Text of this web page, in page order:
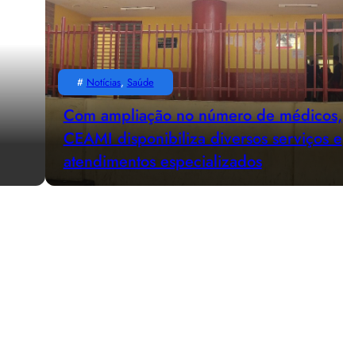
# Notícias, Saúde
Com ampliação no número de médicos,
CEAMI disponibiliza diversos serviços e
atendimentos especializados